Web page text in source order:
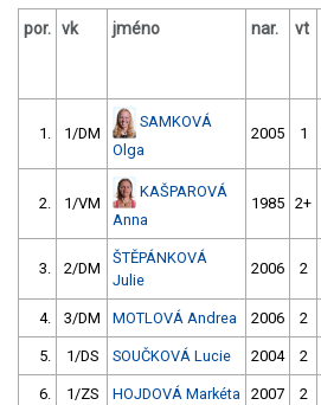
por. vk jméno nar. vt
1. 1/DM
SAMKOVÁ
Olga
2005 1
2. 1/VM
KAŠPAROVÁ
Anna
1985 2+
3. 2/DM
ŠTĚPÁNKOVÁ
Julie
2006 2
4. 3/DM MOTLOVÁ Andrea 2006 2
5. 1/DS SOUČKOVÁ Lucie 2004 2
6. 1/ZS HOJDOVÁ Markéta 2007 2